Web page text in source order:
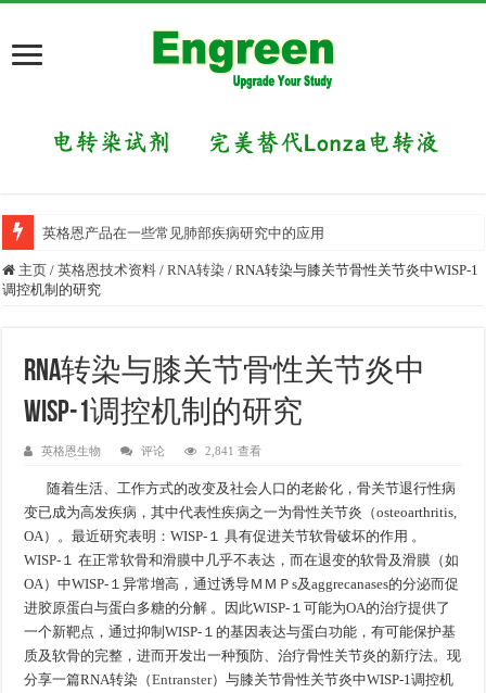
英格恩产品在一些常见肺部疾病研究中的应用
主页 / 英格恩技术资料 / RNA转染 / RNA转染与膝关节骨性关节炎中WISP-1
调控机制的研究
RNA转染与膝关节骨性关节炎中
WISP-1调控机制的研究
英格恩生物 评论 2,841 查看
随着生活、工作方式的改变及社会人口的老龄化，骨关节退行性病
变已成为高发疾病，其中代表性疾病之一为骨性关节炎（osteoarthritis,
OA）。最近研究表明：WISP-１ 具有促进关节软骨破坏的作用 。
WISP-１ 在正常软骨和滑膜中几乎不表达，而在退变的软骨及滑膜（如
OA）中WISP-１异常增高，通过诱导ＭＭＰs及aggrecanases的分泌而促
进胶原蛋白与蛋白多糖的分解 。因此WISP-１可能为OA的治疗提供了
一个新靶点，通过抑制WISP-１的基因表达与蛋白功能，有可能保护基
质及软骨的完整，进而开发出一种预防、治疗骨性关节炎的新疗法。现
分享一篇RNA转染（Entranster）与膝关节骨性关节炎中WISP-1调控机